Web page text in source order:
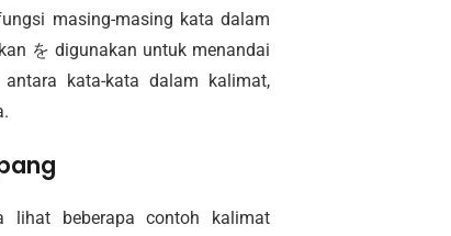
masing-masing kata dalam
を digunakan untuk menandai
kata-kata dalam kalimat,
lihat beberapa contoh kalimat